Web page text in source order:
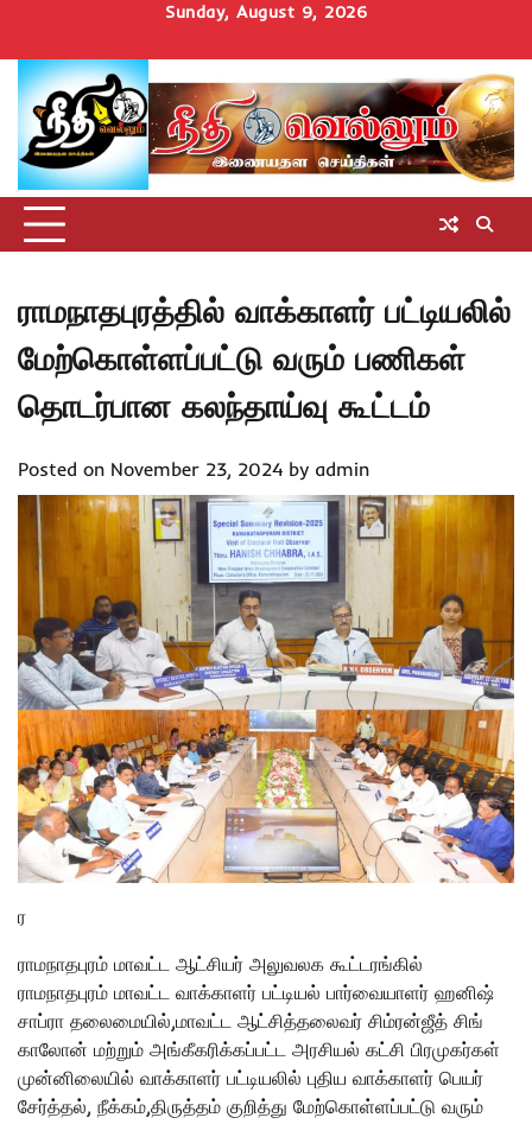
content
Sunday, August 9, 2026
Homeசெய்திகள்
தமிழ்நாடுமாவட்டச்செய்திகள்
அரசியல்ஆன்மிகம்
சட்டம்
அறிவோம்
சினிமாUncategorized
ராமநாதபுரத்தில் வாக்காளர் பட்டியலில்
மேற்கொள்ளப்பட்டு வரும் பணிகள்
தொடர்பான கலந்தாய்வு கூட்டம்
Posted on November 23, 2024 by admin
ர
ராமநாதபுரம் மாவட்ட ஆட்சியர் அலுவலக கூட்டரங்கில்
ராமநாதபுரம் மாவட்ட வாக்காளர் பட்டியல் பார்வையாளர் ஹனிஷ்
சாப்ரா தலைமையில்,மாவட்ட ஆட்சித்தலைவர் சிம்ரன்ஜீத் சிங்
காலோன் மற்றும் அங்கீகரிக்கப்பட்ட அரசியல் கட்சி பிரமுகர்கள்
முன்னிலையில் வாக்காளர் பட்டியலில் புதிய வாக்காளர் பெயர்
சேர்த்தல், நீக்கம்,திருத்தம் குறித்து மேற்கொள்ளப்பட்டு வரும்